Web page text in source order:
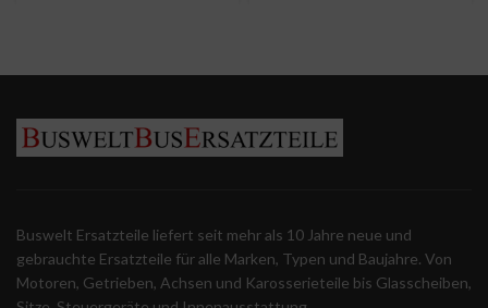
Buswelt Ersatzteile liefert seit mehr als 10 Jahre neue und
gebrauchte Ersatzteile für alle Marken, Typen und Baujahre. Von
Motoren, Getrieben, Achsen und Karosserieteile bis Glasscheiben,